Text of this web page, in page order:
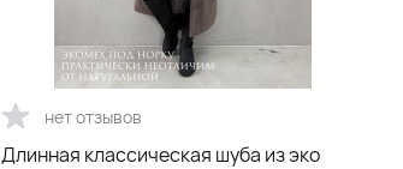
нет отзывов
Длинная классическая шуба из эко